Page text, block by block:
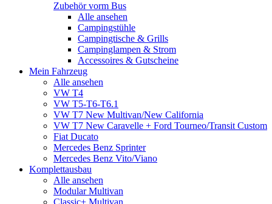
Zubehör vorm Bus
Alle ansehen
Campingstühle
Campingtische & Grills
Campinglampen & Strom
Accessoires & Gutscheine
Mein Fahrzeug
Alle ansehen
VW T4
VW T5-T6-T6.1
VW T7 New Multivan/New California
VW T7 New Caravelle + Ford Tourneo/Transit Custom
Fiat Ducato
Mercedes Benz Sprinter
Mercedes Benz Vito/Viano
Komplettausbau
Alle ansehen
Modular Multivan